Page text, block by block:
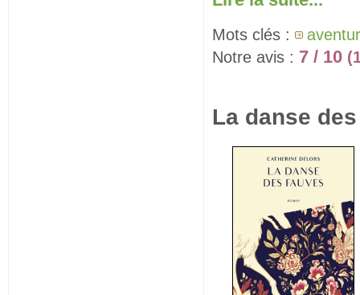
Mots clés :
Notre avis : 7 / 10
La danse